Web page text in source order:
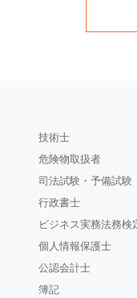
技術士
危険物取扱者
司法試験・予備試験
行政書士
ビジネス実務法務検
個人情報保護士
公認会計士
簿記